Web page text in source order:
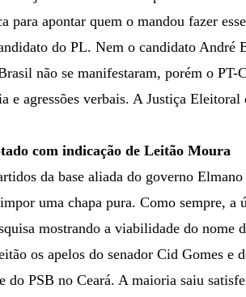
para apontar quem o mandou fazer
do PL. Nem o candidato André
não se manifestaram, porém o PT-
e agressões verbais. A Justiça Eleitoral
com indicação de Leitão Moura
da base aliada do governo
uma chapa pura. Como sempre,
mostrando a viabilidade do
os apelos do senador Cid Gomes e
do PSB no Ceará. A maioria saiu